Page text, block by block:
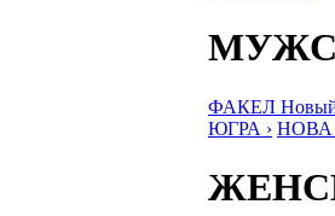
ФАКЕЛ Новый
ЮГРА › НОВА